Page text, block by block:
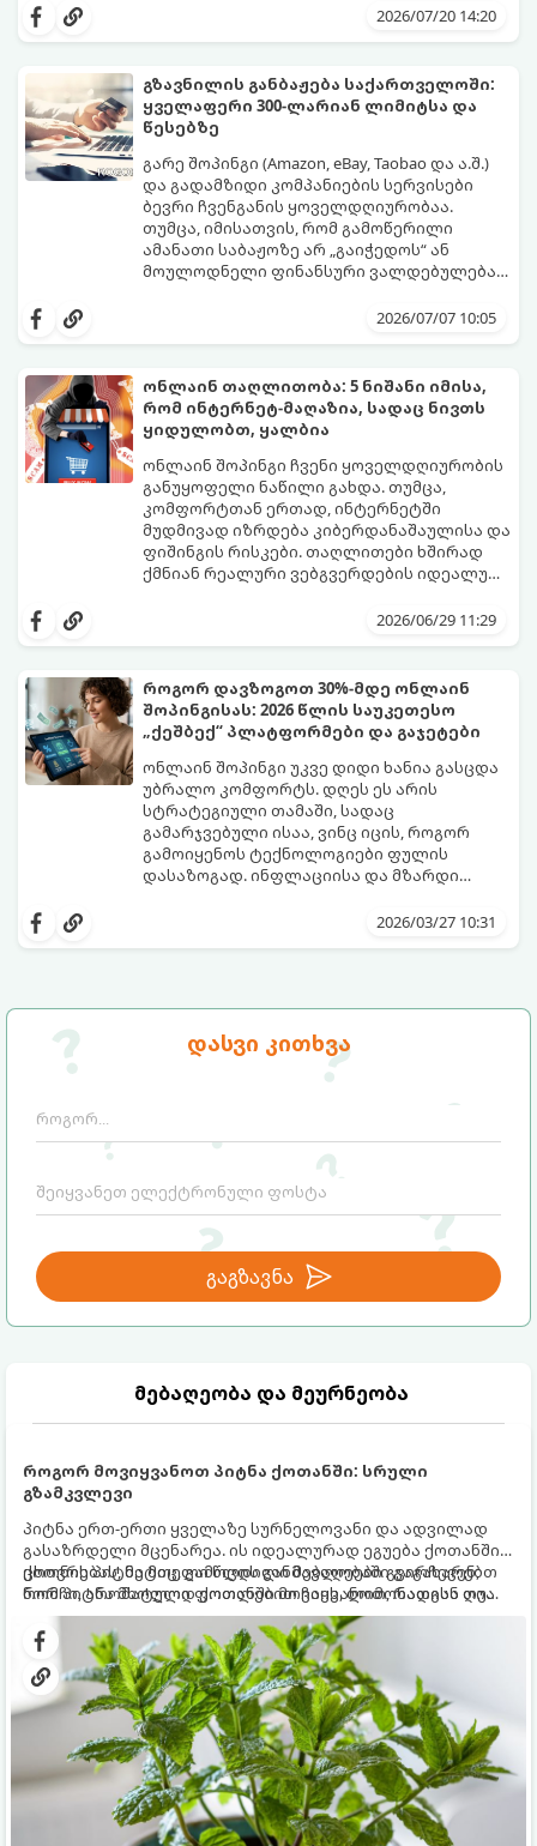
დასვი კითხვა
გაგზავნა
მებაღეობა და მეურნეობა
როგორ მოვიყვანოთ პიტნა ქოთანში: სრული
გზამკვლევი
პიტნა ერთ-ერთი ყველაზე სურნელოვანი და ადვილად
გასაზრდელი მცენარეა. ის იდეალურად ეგუება ქოთანში
ცხოვრებას, მეტიც, გამოცდილი მებაღეები გვირჩევენ,
რომ პიტნა მხოლოდ ქოთანში მოვიყვანოთ, რადგან ღია
გრუნტში (ბაღში) დარგვისას ის ფესვებით ძალიან
სწრაფად ვრცელდება და სხვა მცენარეებს ავიწროებს.
ქოთნის პიტნა მთელი წლის განმავლობაში გაგახარებთ
ნორჩი, არომატული ფოთლებით ჩაის, ლიმონათისა თუ
კერძებისთვის.
ალბათ ყველას გამოგიცდიათ ისეთი
და აღმოაჩენთ, რომ კაბა ზედმეტად
ვიწროა, ხოლო ქურთუკი გიგანტური.
ან „M“ ზომას ატარებს, უცხოურ საიტებზეც
ბრენდსა და ქვეყანას სრულიად
განსხვავებული სტანდარტები აქვს.
იმისათვის, რომ თავიდან აიცილოთ
ნივთების უკან დაბრუნების დამქანცველი
პროცედურა ან ტანსაცმლის კარადაში
გამოკეტვა, გამოიყენეთ ეს 3
პროფესიონალური ხრიკი, რომლებიც
ყოველთვის იდეალურ შედეგს მოგცემთ:
2026/07/20 14:20
გზავნილის განბაჟება საქართველოში:
ყველაფერი 300-ლარიან ლიმიტსა და
წესებზე
გარე შოპინგი (Amazon, eBay, Taobao და ა.შ.)
და გადამზიდი კომპანიების სერვისები
ბევრი ჩვენგანის ყოველდღიურობაა.
თუმცა, იმისათვის, რომ გამოწერილი
ამანათი საბაჟოზე არ „გაიჭედოს“ ან
მოულოდნელი ფინანსური ვალდებულება
ვიცოდეთ საქართველოში მოქმედი საბაჟო
შეცდომები კი ძვირად ჯდება. გთავაზობთ
მარტივად და კანონის სრული დაცვით
მიღებაში.
2026/07/07 10:05
ონლაინ თაღლითობა: 5 ნიშანი იმისა,
რომ ინტერნეტ-მაღაზია, სადაც ნივთს
ყიდულობთ, ყალბია
ონლაინ შოპინგი ჩვენი ყოველდღიურობის
განუყოფელი ნაწილი გახდა. თუმცა,
კომფორტთან ერთად, ინტერნეტში
მუდმივად იზრდება კიბერდანაშაულისა და
ფიშინგის რისკები. თაღლითები ხშირად
ქმნიან რეალური ვებგვერდების იდეალურ
მაღაზიებს, რომელთა ერთადერთი მიზანი
კიბერთაღლითობის მსხვერპლი, ნივთის
2026/06/29 11:29
როგორ დავზოგოთ 30%-მდე ონლაინ
შოპინგისას: 2026 წლის საუკეთესო
„ქეშბექ“ პლატფორმები და გაჯეტები
ონლაინ შოპინგი უკვე დიდი ხანია გასცდა
უბრალო კომფორტს. დღეს ეს არის
სტრატეგიული თამაში, სადაც
გამარჯვებული ისაა, ვინც იცის, როგორ
გამოიყენოს ტექნოლოგიები ფულის
დასაზოგად. ინფლაციისა და მზარდი
შოპინგი“ გადარჩენის კი არა, გონივრული
თანხის ნაწილი და ვიპოვოთ ფარული
2026/03/27 10:31